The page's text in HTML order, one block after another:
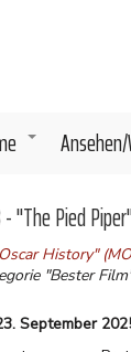
+
- "The Pied
History"
"Bester
September